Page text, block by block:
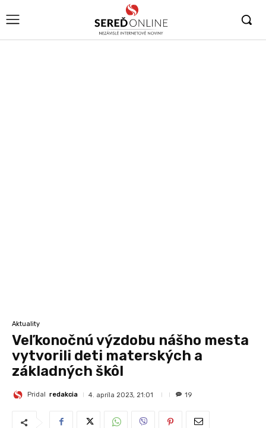
Aktuality
Veľkonočnú výzdobu nášho mesta
vytvorili deti materských a
základných škôl
Pridal redakcia 4. apríla 2023, 21:01 19